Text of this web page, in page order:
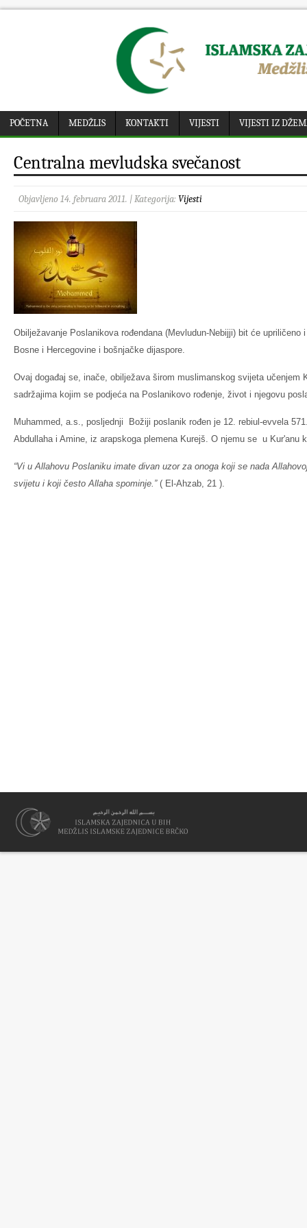
POČETNA MEDŽLIS KONTAKTI VIJESTI VIJESTI IZ
Centralna mevludska svečanost
Objavljeno 14. februara 2011. | Kategorija: Vijesti
Obilježavanje Poslanikova rođendana (Mevludun-Nebijji) bit će upriličeno
Bosne i Hercegovine i bošnjačke dijaspore.
Ovaj događaj se, inače, obilježava širom muslimanskog svijeta učenjem
sadržajima kojim se podjeća na Poslanikovo rođenje, život i njegovu
Muhammed, a.s., posljednji Božiji poslanik rođen je 12. rebiul-evvela
Abdullaha i Amine, iz arapskoga plemena Kurejš. O njemu se u Kur'anu
“Vi u Allahovu Poslaniku imate divan uzor za onoga koji se nada
svijetu i koji često Allaha spominje.”( El-Ahzab, 21 ).